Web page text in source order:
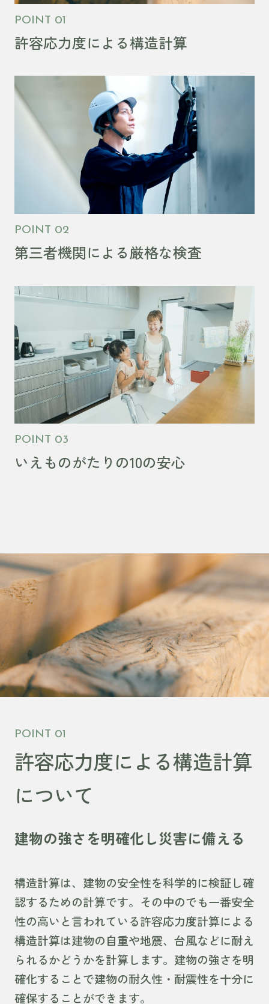
POINT 01
許容応力度による構造計算
POINT 02
第三者機関による厳格な検査
POINT 03
いえものがたりの10の安心
POINT 01
許容応力度による構造計算
について
建物の強さを明確化し災害に備える
構造計算は、建物の安全性を科学的に検証し確
認するための計算です。その中のでも一番安全
性の高いと言われている許容応力度計算による
構造計算は建物の自重や地震、台風などに耐え
られるかどうかを計算します。建物の強さを明
確化することで建物の耐久性・耐震性を十分に
確保することができます。